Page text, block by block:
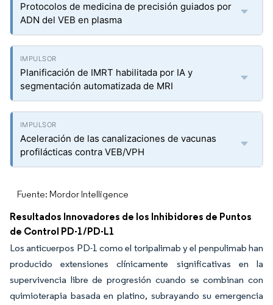
Protocolos de medicina de precisión guiados por
ADN del VEB en plasma
Planificación de IMRT habilitada por IA y
segmentación automatizada de MRI
Aceleración de las canalizaciones de vacunas
profilácticas contra VEB/VPH
Fuente: Mordor Intelligence
Resultados Innovadores de los Inhibidores de Puntos
de Control PD-1/PD-L1
Los anticuerpos PD-1 como el toripalimab y el penpulimab han
producido extensiones clínicamente significativas en la
supervivencia libre de progresión cuando se combinan con
quimioterapia basada en platino, subrayando su emergencia